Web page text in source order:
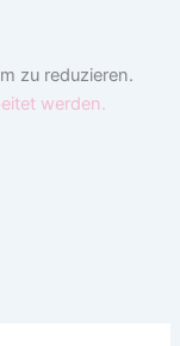
zu reduzieren.
werden.